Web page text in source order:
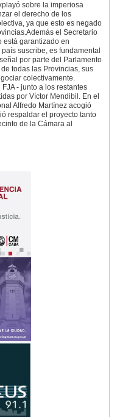
sobre la imperiosa
el derecho de los
ya que esto es negado
el Secretario
está garantizado en
suscribe, es fundamental
por parte del Parlamento
todas las Provincias, sus
colectivamente.
- junto a los restantes
por Víctor Mendibil. En el
Alfredo Martínez acogió
respaldar el proyecto tanto
de la Cámara al